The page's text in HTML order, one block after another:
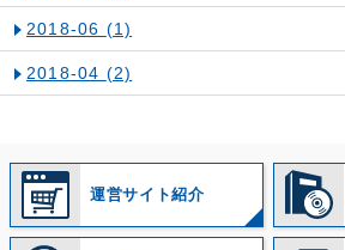
2018-06 (1)
2018-04 (2)
運営サイト紹介